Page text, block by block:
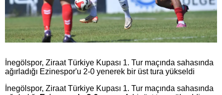
İnegölspor, Ziraat Türkiye Kupası 1. Tur maçında sahasında
ağırladığı Ezinespor'u 2-0 yenerek bir üst tura yükseldi
İnegölspor, Ziraat Türkiye Kupası 1. Tur maçında sahasında